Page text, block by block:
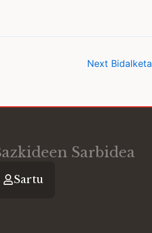
Next Bidalketa
Sarbidea
Sartu